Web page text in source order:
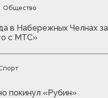
Общество
в Набережных Челнах
с МТС»
покинул «Рубин»